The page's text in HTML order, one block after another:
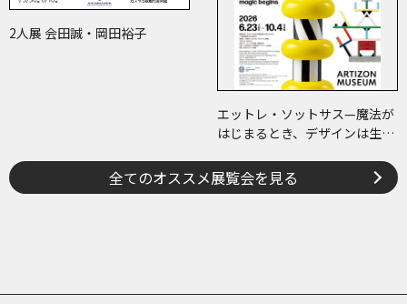
2人展 会田誠・岡田裕子
エットレ・ソットサス—魔法が
はじまるとき、デザインは生ま
全てのオススメ展覧会を見る